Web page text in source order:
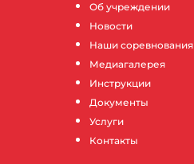
Об учреждении
Новости
Наши соревнования
Медиагалерея
Инструкции
Документы
Услуги
Контакты